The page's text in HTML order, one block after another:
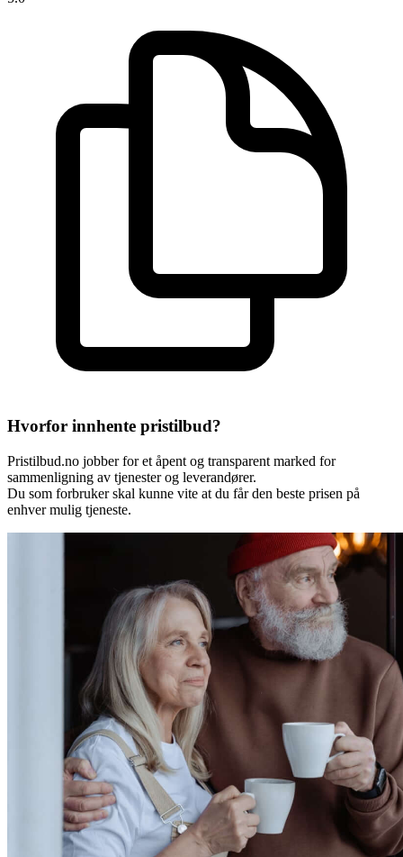
Hvorfor innhente pristilbud?
Pristilbud.no jobber for et åpent og transparent marked for
sammenligning av tjenester og leverandører.
Du som forbruker skal kunne vite at du får den beste prisen på
enhver mulig tjeneste.